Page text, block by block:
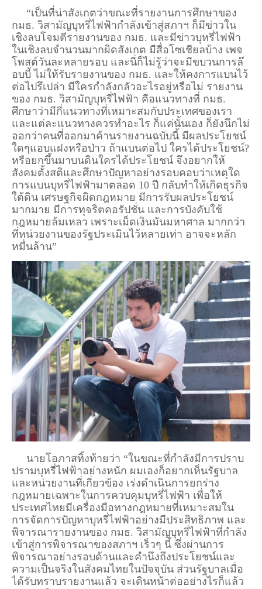
“เป็นที่น่าสังเกตว่าขณะที่รายงานการศึกษาของ
กมธ. วิสามัญบุหรี่ไฟฟ้ากำลังเข้าสู่สภาฯ ก็มีข่าวใน
เชิงลบโจมตีรายงานของ กมธ. และมีข่าวบุหรี่ไฟฟ้า
ในเชิงลบจำนวนมากผิดสังเกต มีสื่อโซเชียลบ้าง เพจ
โพสต์วันละหลายรอบ และนี่ก็ไม่รู้ว่าจะมีขบวนการล๊
อบบี้ ไม่ให้รับรายงานของ กมธ. และให้คงการแบนไว้
ต่อไปรึเปล่า มีใครกำลังกลัวอะไรอยู่หรือไม่ รายงาน
ของ กมธ. วิสามัญบุหรี่ไฟฟ้า คือแนวทางที่ กมธ.
ศึกษาว่ามีกี่แนวทางที่เหมาะสมกับประเทศของเรา
และแต่ละแนวทางควรทำอะไร ก็แค่นั้นเอง ก็ยังนึกไม่
ออกว่าคนที่ออกมาค้านรายงานฉบับนี้ มีผลประโยชน์
ใดๆแอบแฝงหรือป่าว ถ้าแบนต่อไป ใครได้ประโยชน์?
หรือยกขึ้นมาบนดินใครได้ประโยชน์ จึงอยากให้
สังคมตั้งสติและศึกษาปัญหาอย่างรอบคอบว่าเหตุใด
การแบนบุหรี่ไฟฟ้ามาตลอด 10 ปี กลับทำให้เกิดธุรกิจ
ใต้ดิน เศรษฐกิจผิดกฎหมาย มีการรับผลประโยชน์
มากมาย มีการทุจริตคอรัปชั่น และการบังคับใช้
กฎหมายล้มเหลว เพราะเม็ดเงินมันมหาศาล มากกว่า
ที่หน่วยงานของรัฐประเมินไว้หลายเท่า อาจจะหลัก
หมื่นล้าน”
นายโอภาสทิ้งท้ายว่า “ในขณะที่กำลังมีการปราบ
ปรามบุหรี่ไฟฟ้าอย่างหนัก ผมเองก็อยากเห็นรัฐบาล
และหน่วยงานที่เกี่ยวข้อง เร่งดำเนินการยกร่าง
กฎหมายเฉพาะในการควบคุมบุหรี่ไฟฟ้า เพื่อให้
ประเทศไทยมีเครื่องมือทางกฎหมายที่เหมาะสมใน
การจัดการปัญหาบุหรี่ไฟฟ้าอย่างมีประสิทธิภาพ และ
พิจารณารายงานของ กมธ. วิสามัญบุหรี่ไฟฟ้าที่กำลัง
เข้าสู่การพิจารณาของสภาฯ เร็วๆ นี้ ซึ่งผ่านการ
พิจารณาอย่างรอบด้านและคำนึงถึงประโยชน์และ
ความเป็นจริงในสังคมไทยในปัจจุบัน ส่วนรัฐบาลเมื่อ
ได้รับทราบรายงานแล้ว จะเดินหน้าต่ออย่างไรก็แล้ว